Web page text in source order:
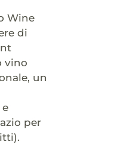
Wine
di
vino
un
per